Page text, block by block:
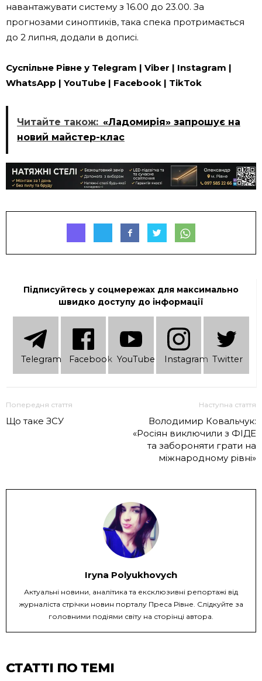
навантажувати систему з 16.00 до 23.00. За
прогнозами синоптиків, така спека протримається
до 2 липня, додали в дописі.
Суспільне Рівне у Telegram | Viber | Instagram |
WhatsApp | YouTube | Facebook | TikTok
Читайте також: «Ладомирія» запрошує на
новий майстер-клас
Підписуйтесь у соцмережах для максимально
швидко доступу до інформації
Telеgram Facebook YouTube Instagram Twitter
Попередня стаття
Що таке ЗСУ
Наступна стаття
Володимир Ковальчук:
«Росіян виключили з ФІДЕ
та забороняти грати на
міжнародному рівні»
Iryna Polyukhovych
Актуальні новини, аналітика та ексклюзивні репортажі від
журналіста стрічки новин порталу Преса Рівне. Слідкуйте за
головними подіями світу на сторінці автора.
СТАТТІ ПО ТЕМІ